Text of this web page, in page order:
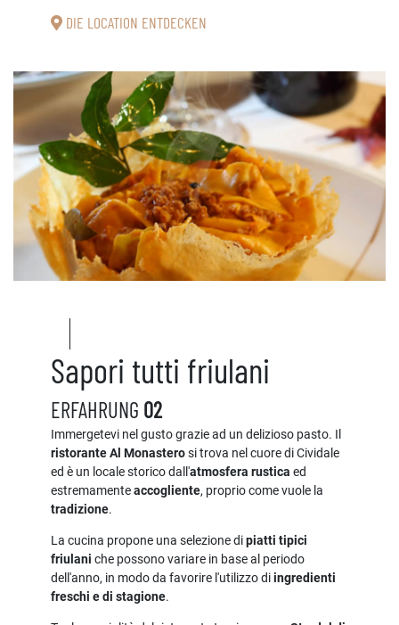
DIE LOCATION ENTDECKEN
Sapori tutti friulani
ERFAHRUNG 02
Immergetevi nel gusto grazie ad un delizioso pasto. Il
ristorante Al Monasterosi trova nel cuore di Cividale
ed è un locale storico dall'atmosfera rustica ed
estremamenteaccogliente, proprio come vuole la
tradizione.
La cucina propone una selezione dipiatti tipici
friulani che possono variare in base al periodo
dell'anno, in modo da favorire l'utilizzo diingredienti
freschi e di stagione.